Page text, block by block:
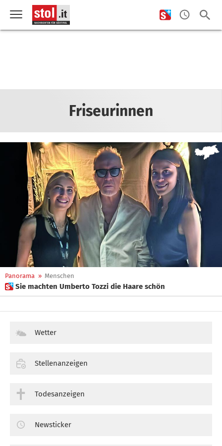
Friseurinnen
Panorama » Menschen
 Sie machten Umberto Tozzi die Haare schön
Wetter
Stellenanzeigen
Todesanzeigen
Newsticker